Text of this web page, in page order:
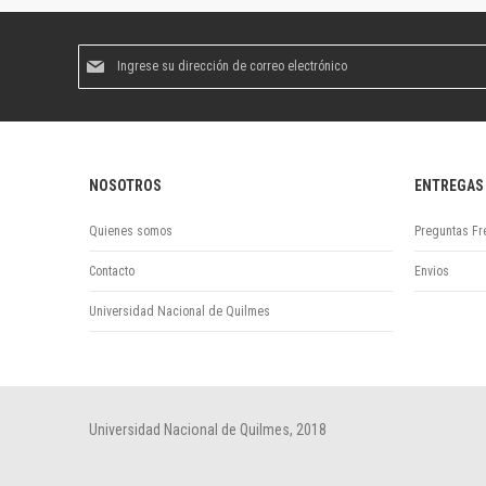
boletín
NOSOTROS
Quienes somos
Contacto
Universidad Nacional de Quilmes
ENTREGAS
Preguntas
Envios
Universidad Nacional de Quilmes, 2018